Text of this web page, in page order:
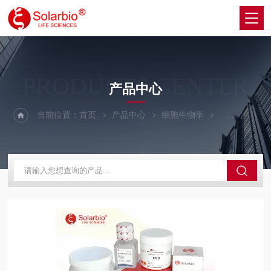
PRODUCTS CENTER
产品中心
当前位置：首页 产品中心 细胞生物学 细胞生长因子